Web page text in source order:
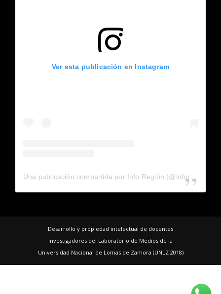
Ver esta publicación en Instagram
Desarrollo y propiedad intelectual de docentes
investigadores del Laboratorio de Medios de la
Universidad Nacional de Lomas de Zamora (UNLZ 2018)